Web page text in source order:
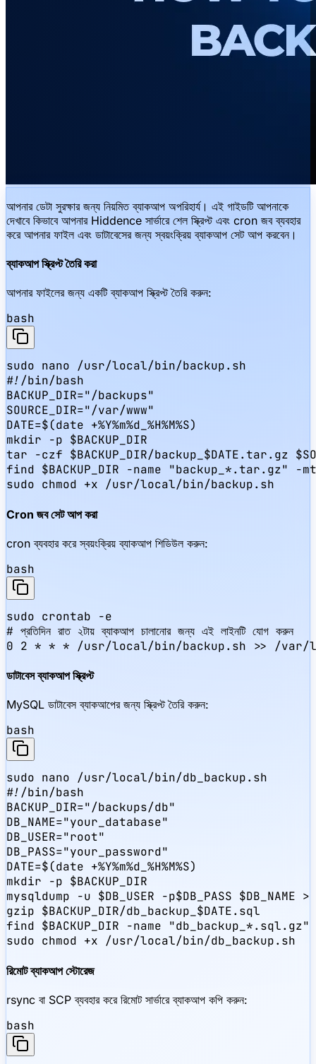
আপনার ডেটা সুরক্ষার জন্য নিয়মিত ব্যাকআপ অপরিহার্য। এই গাইডটি আপনাকে
দেখাবে কিভাবে আপনার Hiddence সার্ভারে শেল স্ক্রিপ্ট এবং cron জব ব্যবহার
করে আপনার ফাইল এবং ডাটাবেসের জন্য স্বয়ংক্রিয় ব্যাকআপ সেট আপ করবেন।
ব্যাকআপ স্ক্রিপ্ট তৈরি করা
আপনার ফাইলের জন্য একটি ব্যাকআপ স্ক্রিপ্ট তৈরি করুন:
bash
sudo nano /usr/local/bin/backup.sh
#!/bin/bash
BACKUP_DIR="/backups"
SOURCE_DIR="/var/www"
DATE=$(date +%Y%m%d_%H%M%S)
mkdir -p $BACKUP_DIR
tar -czf $BACKUP_DIR/backup_$DATE.tar.gz
find $BACKUP_DIR -name "backup_*.tar.gz" -
sudo chmod +x /usr/local/bin/backup.sh
Cron জব সেট আপ করা
cron ব্যবহার করে স্বয়ংক্রিয় ব্যাকআপ শিডিউল করুন:
bash
sudo crontab -e
# প্রতিদিন রাত ২টায় ব্যাকআপ চালানোর জন্য এই লাইনটি যোগ করুন
0 2 * * * /usr/local/bin/backup.sh >> /var/
ডাটাবেস ব্যাকআপ স্ক্রিপ্ট
MySQL ডাটাবেস ব্যাকআপের জন্য স্ক্রিপ্ট তৈরি করুন:
bash
sudo nano /usr/local/bin/db_backup.sh
#!/bin/bash
BACKUP_DIR="/backups/db"
DB_NAME="your_database"
DB_USER="root"
DB_PASS="your_password"
DATE=$(date +%Y%m%d_%H%M%S)
mkdir -p $BACKUP_DIR
mysqldump -u $DB_USER -p$DB_PASS $DB_NAME
gzip $BACKUP_DIR/db_backup_$DATE.sql
find $BACKUP_DIR -name
sudo chmod +x /usr/local/bin/db_backup.sh
রিমোট ব্যাকআপ স্টোরেজ
rsync বা SCP ব্যবহার করে রিমোট সার্ভারে ব্যাকআপ কপি করুন:
bash